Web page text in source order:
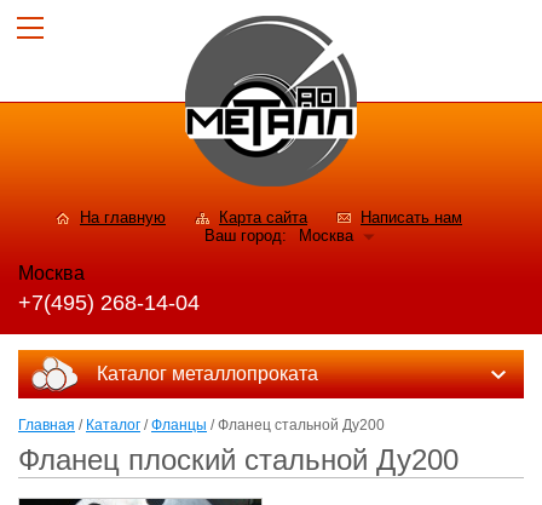
На главную Карта сайта
Написать нам
Ваш город:
Москва
Москва
+7(495) 268-14-04
Каталог металлопроката
Главная / Каталог /Фланцы / Фланец стальной Ду200
Фланец плоский стальной Ду200